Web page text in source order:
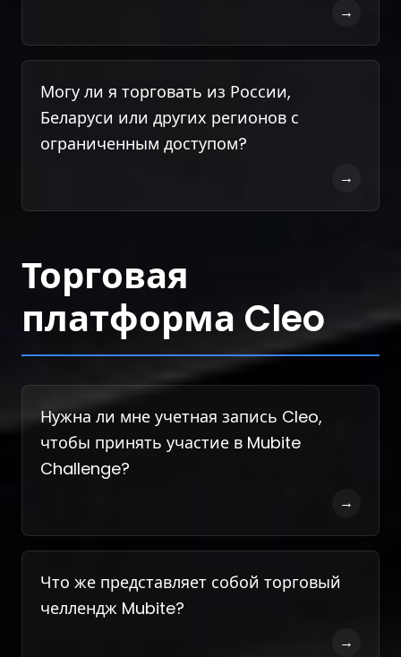
→
Могу ли я торговать из России,
Беларуси или других регионов с
ограниченным доступом?
→
Торговая
платформа Cleo
Нужна ли мне учетная запись Cleo,
чтобы принять участие в Mubite
Challenge?
→
Что же представляет собой торговый
челлендж Mubite?
→